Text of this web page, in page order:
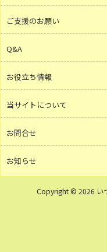
ご支援のお願い
Q&A
お役立ち情報
当サイトについて
お問合せ
お知らせ
Copyright © 2026 い